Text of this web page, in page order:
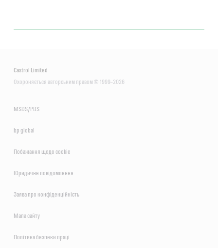
Castrol Limited
Охороняється авторським правом © 1999–2026
MSDS/PDS
bp global
Побажання щодо сookie
Юридичне повідомлення
Заява про конфіденційність
Мапа сайту
Політика безпеки праці